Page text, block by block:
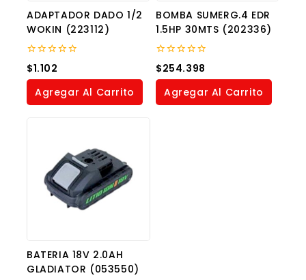
ADAPTADOR DADO 1/2
WOKIN (223112)
0
out
of
$1.102
Agregar Al Carrito
BOMBA SUMERG.4 EDR
1.5HP 30MTS (202336)
0
out
of
$254.398
Agregar Al Carrito
BATERIA 18V 2.0AH
GLADIATOR (053550)